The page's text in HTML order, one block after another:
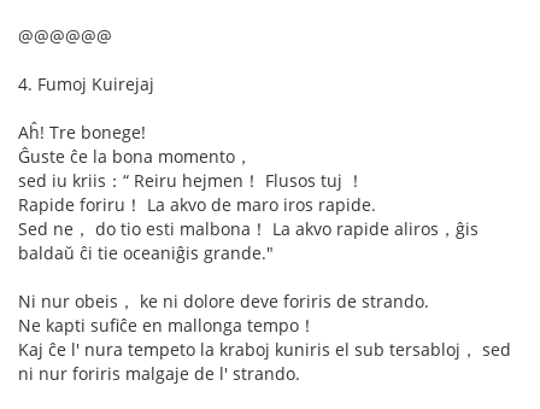
@@@@@@
4. Fumoj Kuirejaj
Aĥ! Tre bonege!
Ĝuste ĉe la bona momento，
sed iu kriis：“ Reiru hejmen！ Flusos tuj ！
Rapide foriru！ La akvo de maro iros rapide.
Sed ne， do tio esti malbona！ La akvo rapide aliros，ĝis
baldaŭ ĉi tie oceaniĝis grande."
Ni nur obeis， ke ni dolore deve foriris de strando.
Ne kapti sufiĉe en mallonga tempo！
Kaj ĉe l' nura tempeto la kraboj kuniris el sub tersabloj， sed
ni nur foriris malgaje de l' strando.